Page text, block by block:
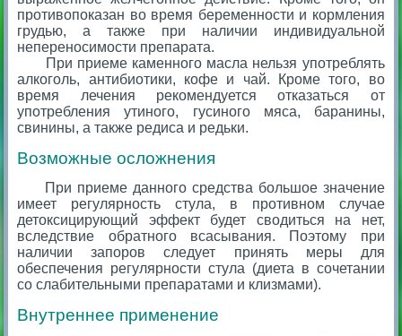
противопоказан во время беременности и кормления
грудью, а также при наличии индивидуальной
непереносимости препарата.
При приеме каменного масла нельзя употреблять
алкоголь, антибиотики, кофе и чай. Кроме того, во
время лечения рекомендуется отказаться от
употребления утиного, гусиного мяса, баранины,
свинины, а также редиса и редьки.
Возможные осложнения
При приеме данного средства большое значение
имеет регулярность стула, в противном случае
детоксицирующий эффект будет сводиться на нет,
вследствие обратного всасывания. Поэтому при
наличии запоров следует принять меры для
обеспечения регулярности стула (диета в сочетании
со слабительными препаратами и клизмами).
Внутреннее применение